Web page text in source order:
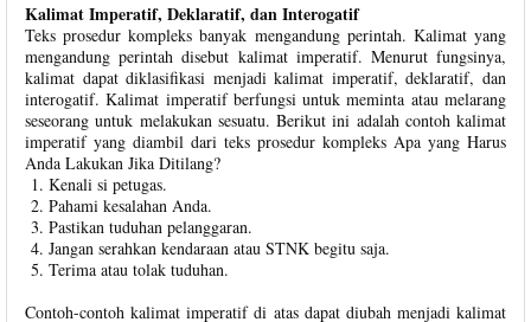
Kalimat Imperatif, Deklaratif, dan Interogatif
Teks prosedur kompleks banyak mengandung perintah. Kalimat yang
mengandung perintah disebut kalimat imperatif. Menurut fungsinya,
kalimat dapat diklasifikasi menjadi kalimat imperatif, deklaratif, dan
interogatif. Kalimat imperatif berfungsi untuk meminta atau melarang
seseorang untuk melakukan sesuatu. Berikut ini adalah contoh kalimat
imperatif yang diambil dari teks prosedur kompleks Apa yang Harus
Anda Lakukan Jika Ditilang?
Kenali si petugas.
Pahami kesalahan Anda.
Pastikan tuduhan pelanggaran.
Jangan serahkan kendaraan atau STNK begitu saja.
Terima atau tolak tuduhan.
Contoh-contoh kalimat imperatif di atas dapat diubah menjadi kalimat